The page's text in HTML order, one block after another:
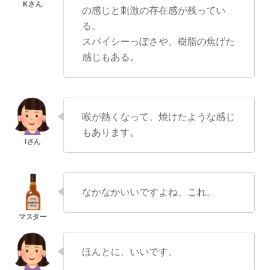
の感じと刺激の存在感が残ってい
る。
スパイシーっぽさや、樹脂の焦げた
感じもある。
喉が熱くなって、焼けたような感じ
もあります。
なかなかいいですよね、これ。
ほんとに、いいです。